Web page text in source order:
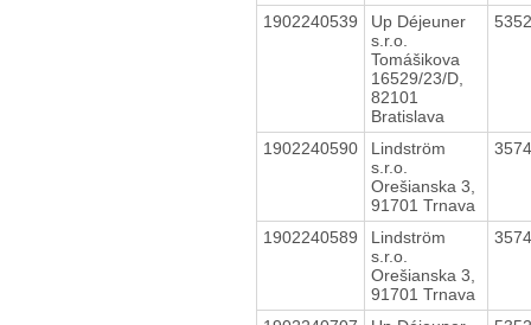
1902240539
Up Déjeuner
s.r.o.
Tomášikova
16529/23/D,
82101
Bratislava
1902240590
Lindström
s.r.o.
Orešianska 3,
91701 Trnava
1902240589
Lindström
s.r.o.
Orešianska 3,
91701 Trnava